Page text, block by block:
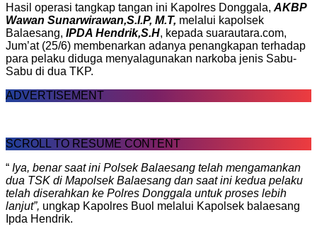
Hasil operasi tangkap tangan ini Kapolres Donggala, AKBP
Wawan Sunarwirawan,S.I.P, M.T, melalui kapolsek
Balaesang, IPDA Hendrik,S.H, kepada suarautara.com,
Jum’at (25/6) membenarkan adanya penangkapan terhadap
para pelaku diduga menyalagunakan narkoba jenis Sabu-
Sabu di dua TKP.
ADVERTISEMENT
SCROLL TO RESUME CONTENT
“ Iya, benar saat ini Polsek Balaesang telah mengamankan
dua TSK di Mapolsek Balaesang dan saat ini kedua pelaku
telah diserahkan ke Polres Donggala untuk proses lebih
lanjut”, ungkap Kapolres Buol melalui Kapolsek balaesang
Ipda Hendrik.